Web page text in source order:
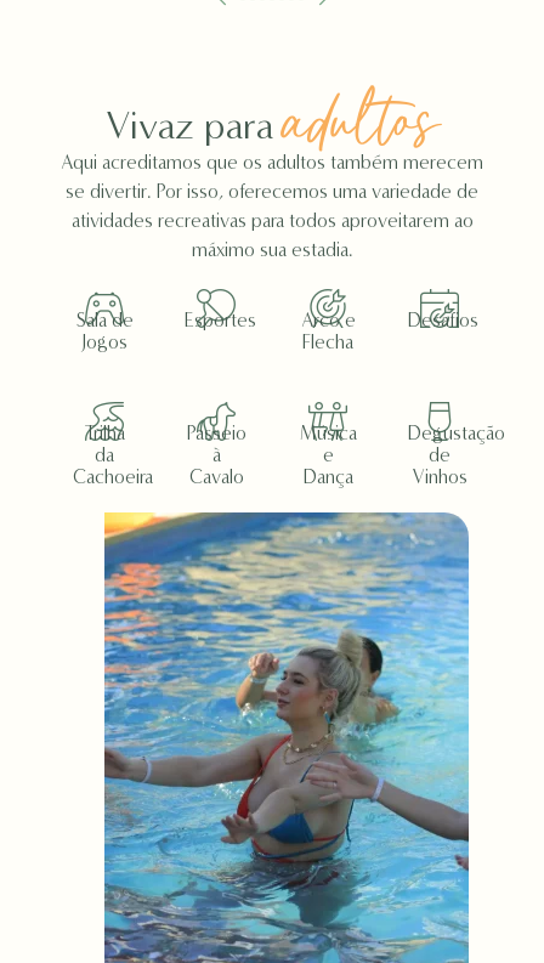
Vivaz paraadultos
Aqui acreditamos que os adultos também merecem
se divertir. Por isso, oferecemos uma variedade de
atividades recreativas para todos aproveitarem ao
máximo sua estadia.
Sala de
Jogos
Esportes
Arco e
Flecha
Desafios
Trilha
da
Cachoeira
Passeio
à
Cavalo
Música
e
Dança
Degustação
de
Vinhos